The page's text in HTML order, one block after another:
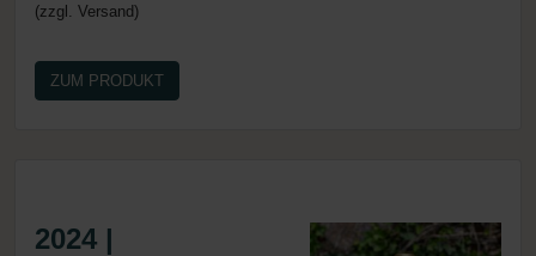
(zzgl. Versand)
ZUM PRODUKT
2024 |